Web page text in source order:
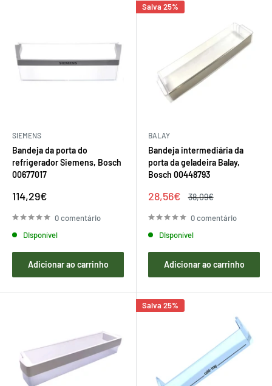
SIEMENS
Bandeja da porta do
refrigerador Siemens, Bosch
00677017
Preço
venda
114,29€
0 comentário
Disponível
Adicionar ao carrinho
Salva 25%
BALAY
Bandeja intermediária da
porta da geladeira Balay,
Bosch 00448793
Preço
venda
28,56€
Preço
38,09€
0 comentário
Disponível
Adicionar ao carrinho
Salva 25%